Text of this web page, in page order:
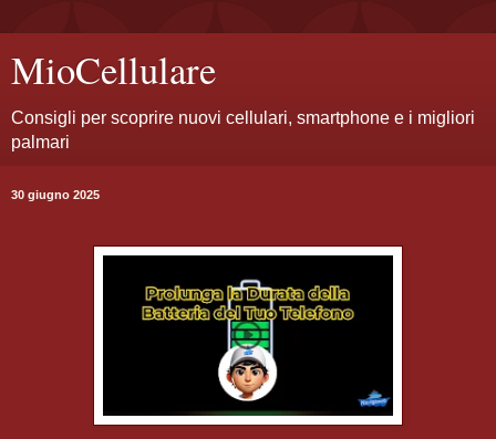
MioCellulare
Consigli per scoprire nuovi cellulari, smartphone e i migliori
palmari
30 giugno 2025